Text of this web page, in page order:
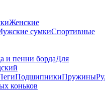
Женские
сумкиСпортивные
и пенни бордаДля
ПодшипникиПружины
коньков